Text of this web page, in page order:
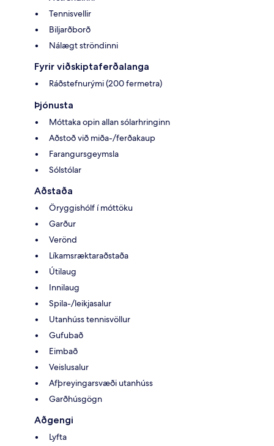
Tennisvellir
Biljarðborð
Nálægt ströndinni
Fyrir viðskiptaferðalanga
Ráðstefnurými (200 fermetra)
Þjónusta
Móttaka opin allan sólarhringinn
Aðstoð við miða-/ferðakaup
Farangursgeymsla
Sólstólar
Aðstaða
Öryggishólf í móttöku
Garður
Verönd
Líkamsræktaraðstaða
Útilaug
Innilaug
Spila-/leikjasalur
Utanhúss tennisvöllur
Gufubað
Eimbað
Veislusalur
Afþreyingarsvæði utanhúss
Garðhúsgögn
Aðgengi
Lyfta